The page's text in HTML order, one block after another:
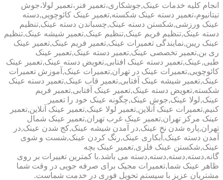
انجام کلیه خدمات عینک,جوشکاری،تعمیر فنر،تعمیر لولا،جوش
تیتانیوم،تعمیر دسته عینک شکسته,تعمیر عینک کائوچویی,دسته
عینک ورزشی,شکستن دسته عینک,چسباندن دسته عینک,تنظیم
دسته عینک,تنظیم فریم عینک,تنظیم عینک,تعمیر شیشه عینک,تنظیم
عینک ریبن,نمایندگی تعمیرات عینک,تعمیر فریم عینک,تعمیر عینک
ری بن,تعمیر تخصصی عینک,تعمیر دسته عینک,تعمیر عینک
طبی,عینک,تعمیر دسته عینک افتابی,تعویض دسته عینک,تعمیر عینک
کائوچویی,تعمیرات عینک در تهران,تعمیرات عینک,آموزش تعمیرات
عینک,تعمیر شیشه عینک آفتابی,تعمیر قاب عینک,تعمیر دسته عینک
شکسته,تعویض دسته عینک,تعمیر عینک آفتابی,تعمیر فریم
عینک,لولا عینک,جوش عینک,چگونه عینک خود را تعمیر
کنیم,تعمیرات عینک آنلاین,تعمیر لولا عینک,تعمیر عینک آنلاین,تعمیر
عینک مرکز تهران,تعمیر عینک غرب تهران,تعمیر عینک شمال
تهران,پاره شدن نخ عینک,در آمدن شیشه عینک,کج شدن عینک,در
آمدن دسته عینک,آبکاری عینک,رنگ کردن عینک,شست و شوی
عینک,شکستن عینک فلزی,تعمیر عینک بچه
گانه,دسته,دسته,دسته,دسته می باشد.با کمترین تغییرات بر روی
ظاهر عینک شما,تعمیرات مجیک برای صرفه جویی در وقت شما
مشتریان عزیز با سیستم تحویل فوری در خدمت شماست.